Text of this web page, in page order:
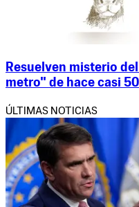
Resuelven misterio
metro" de hace casi
ÚLTIMAS NOTICIAS